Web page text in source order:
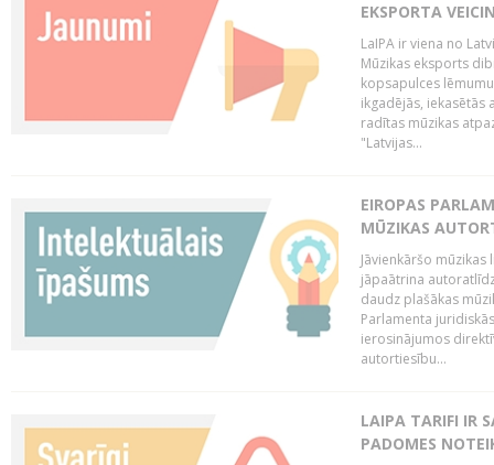
EKSPORTA
LaIPA ir viena no
Mūzikas eksports
kopsapulces
ikgadējās, iekasētās
radītas mūzikas
"Latvijas...
EIROPAS
MŪZIKAS
Jāvienkāršo
jāpaātrina
daudz plašākas
Parlamenta
ierosinājumos
autortiesību...
LAIPA TARIFI IR
PADOMES